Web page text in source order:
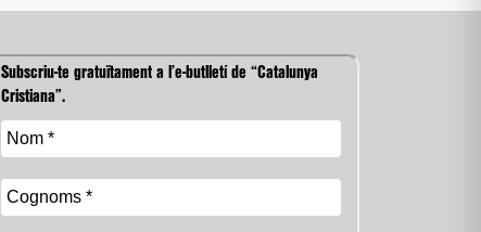
Subscriu-te gratuïtament a l’e-butlletí de “Catalunya
Cristiana”.